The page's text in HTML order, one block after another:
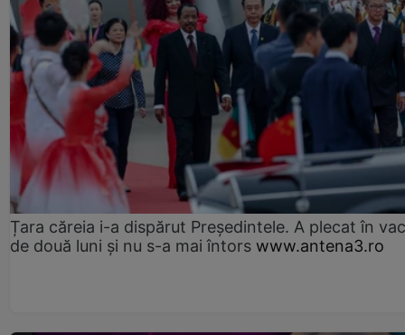
Țara căreia i-a dispărut Președintele. A plecat în
de două luni și nu s-a mai întors www.antena3.ro